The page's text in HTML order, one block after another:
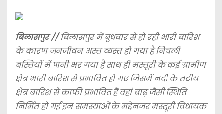
बिलासपुर //बिलासपुर में बुधवार से हो रही भारी बारिश
के कारण जनजीवन अस्त व्यस्त हो गया है निचली
बस्तियों में पानी भर गया है साथ ही मस्तूरी के कई ग्रामीण
क्षेत्र भारी बारिश से प्रभावित हो गए जिसमें नदी के तटीय
क्षेत्र बारिश से काफी प्रभावित हैं वहां बाढ़ जैसी स्थिति
निर्मित हो गई इन समस्याओं के मद्देनजर मस्तूरी विधायक